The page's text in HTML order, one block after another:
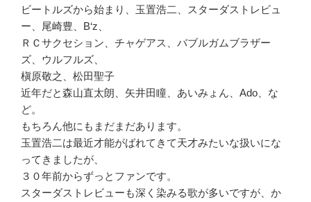
ビートルズから始まり、玉置浩二、スターダストレビュ
ー、尾崎豊、B‘z、
ＲＣサクセション、チャゲアス、バブルガムブラザー
ズ、ウルフルズ、
槇原敬之、松田聖子
近年だと森山直太朗、矢井田瞳、あいみょん、Ado、な
ど。
もちろん他にもまだまだあります。
玉置浩二は最近才能がばれてきて天才みたいな扱いにな
ってきましたが、
３０年前からずっとファンです。
スターダストレビューも深く染みる歌が多いですが、か